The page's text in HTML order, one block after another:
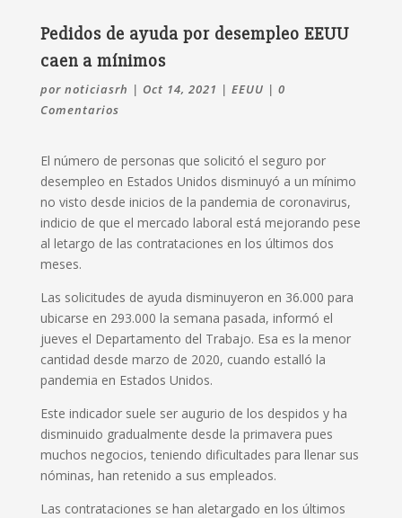
Pedidos de ayuda por desempleo EEUU
caen a mínimos
por noticiasrh | Oct 14, 2021 | EEUU | 0
Comentarios
El número de personas que solicitó el seguro por
desempleo en Estados Unidos disminuyó a un mínimo
no visto desde inicios de la pandemia de coronavirus,
indicio de que el mercado laboral está mejorando pese
al letargo de las contrataciones en los últimos dos
meses.
Las solicitudes de ayuda disminuyeron en 36.000 para
ubicarse en 293.000 la semana pasada, informó el
jueves el Departamento del Trabajo. Esa es la menor
cantidad desde marzo de 2020, cuando estalló la
pandemia en Estados Unidos.
Este indicador suele ser augurio de los despidos y ha
disminuido gradualmente desde la primavera pues
muchos negocios, teniendo dificultades para llenar sus
nóminas, han retenido a sus empleados.
Las contrataciones se han aletargado en los últimos